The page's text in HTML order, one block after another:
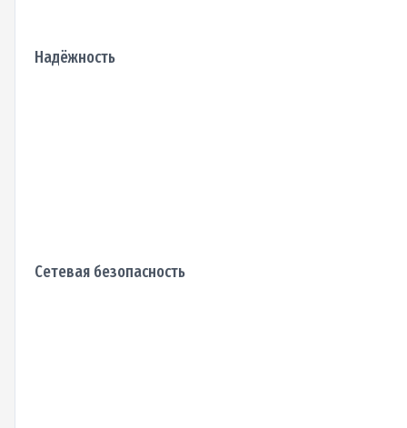
Надёжность
Сетевая безопасность